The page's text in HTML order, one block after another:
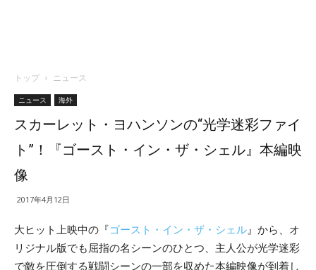
トップ ニュース
ニュース 海外
スカーレット・ヨハンソンの“光学迷彩ファイ
ト”！『ゴースト・イン・ザ・シェル』本編映
像
2017年4月12日
大ヒット上映中の『ゴースト・イン・ザ・シェル 』から、オ
リジナル版でも屈指の名シーンのひとつ、主人公が光学迷彩
で敵を圧倒する戦闘シーンの一部を収めた本編映像が到着し